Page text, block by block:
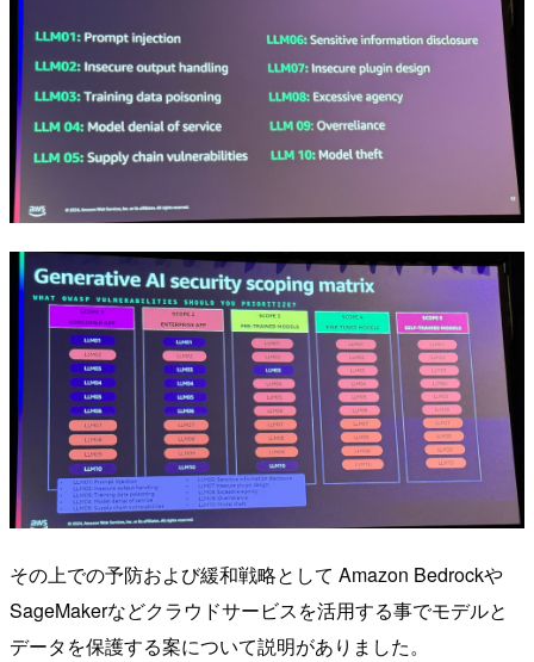
その上での予防および緩和戦略として Amazon Bedrockや
SageMakerなどクラウドサービスを活用する事でモデルと
データを保護する案について説明がありました。